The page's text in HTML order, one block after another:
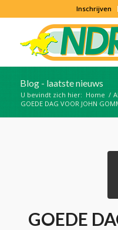
Inschrijven
Blog - laatste nieuws
U bevindt zich hier: Home /
GOEDE DAG VOOR JOHN
GOEDE